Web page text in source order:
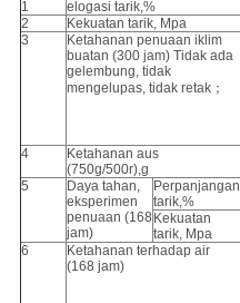
1 elogasi tarik,%
2
Kekuatan tarik, Mpa
3
Ketahanan penuaan iklim
buatan (300 jam) Tidak ada
gelembung, tidak
mengelupas, tidak retak；
4
Ketahanan aus
(750g/500r),g
5
Daya tahan,
eksperimen
penuaan (168
jam)
Perpanjangan
tarik,%
Kekuatan
tarik, Mpa
6
Ketahanan terhadap air
(168 jam)